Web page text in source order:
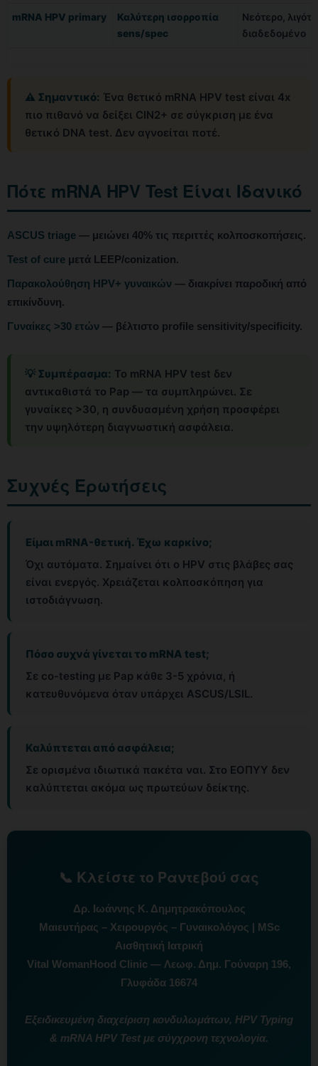
mRNA HPV primary
Καλύτερη ισορροπία
sens/spec
Νεότερο,
διαδεδομένο
⚠️ Σημαντικό: Ένα θετικό mRNA HPV test είναι 4x
πιο πιθανό να δείξει CIN2+ σε σύγκριση με ένα
θετικό DNA test. Δεν αγνοείται ποτέ.
Πότε mRNA HPV Test Είναι Ιδανικό
ASCUS triage — μειώνει 40% τις περιττές κολποσκοπήσεις.
Test of cure μετά LEEP/conization.
Παρακολούθηση HPV+ γυναικών — διακρίνει παροδική από
επικίνδυνη.
Γυναίκες >30 ετών — βέλτιστο profile sensitivity/specificity.
💡 Συμπέρασμα: Το mRNA HPV test δεν
αντικαθιστά το Pap — τα συμπληρώνει. Σε
γυναίκες >30, η συνδυασμένη χρήση προσφέρει
την υψηλότερη διαγνωστική ασφάλεια.
Συχνές Ερωτήσεις
Είμαι mRNA-θετική. Έχω καρκίνο;
Όχι αυτόματα. Σημαίνει ότι ο HPV στις βλάβες σας
είναι ενεργός. Χρειάζεται κολποσκόπηση για
ιστοδιάγνωση.
Πόσο συχνά γίνεται το mRNA test;
Σε co-testing με Pap κάθε 3-5 χρόνια, ή
κατευθυνόμενα όταν υπάρχει ASCUS/LSIL.
Καλύπτεται από ασφάλεια;
Σε ορισμένα ιδιωτικά πακέτα ναι. Στο ΕΟΠΥΥ δεν
καλύπτεται ακόμα ως πρωτεύων δείκτης.
📞 Κλείστε το Ραντεβού σας
Δρ. Ιωάννης Κ. Δημητρακόπουλος
Μαιευτήρας – Χειρουργός – Γυναικολόγος | MSc
Αισθητική Ιατρική
Vital WomanHood Clinic — Λεωφ. Δημ. Γούναρη 196,
Γλυφάδα 16674
Εξειδικευμένη διαχείριση κονδυλωμάτων, HPV Typing
& mRNA HPV Test με σύγχρονη τεχνολογία.